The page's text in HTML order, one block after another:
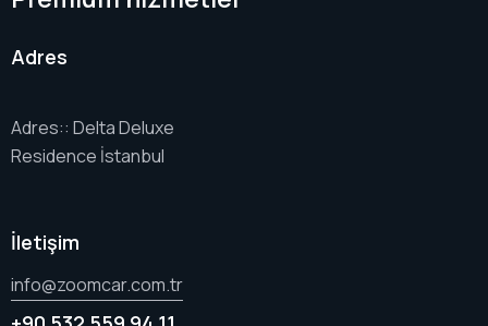
Adres
Adres:: Delta Deluxe
Residence İstanbul
İletişim
info@zoomcar.com.tr